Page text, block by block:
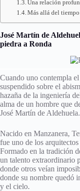
Una relación
Más allá del tiempo
José Martín de
piedra a Ronda
Cuando uno contempla
suspendido sobre el
hazaña de la ingeniería
alma de un hombre que
José Martín de Aldehuela.
Nacido en Manzanera,
fue uno de los
Formado en la tradición
un talento extraordinario
donde otros veían
donde su nombre quedó
y el cielo.